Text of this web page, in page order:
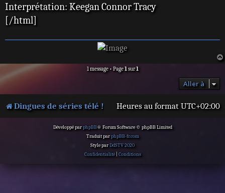
Interprétation: Keegan Connor Tracy
[/html]
1 message • Page1sur1
Aller à
Dingues de séries télé ! Heures au format UTC+02:00
Développé parphpBB® Forum Software © phpBB Limited
Traduit parphpBB-fr.com
Style parDdSTV 2020
Confidentialité| Conditions